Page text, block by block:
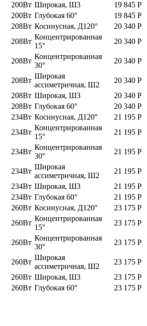
200Вт Широкая, Ш3 19 845 Р
200Вт Глубокая 60° 19 845 Р
208Вт Косинусная, Д120° 20 340 Р
208Вт
Концентрированная
15°
20 340 Р
208Вт
Концентрированная
30°
20 340 Р
208Вт
Широкая
ассиметричная, Ш2
20 340 Р
208Вт Широкая, Ш3 20 340 Р
208Вт Глубокая 60° 20 340 Р
234Вт Косинусная, Д120° 21 195 Р
234Вт
Концентрированная
15°
21 195 Р
234Вт
Концентрированная
30°
21 195 Р
234Вт
Широкая
ассиметричная, Ш2
21 195 Р
234Вт Широкая, Ш3 21 195 Р
234Вт Глубокая 60° 21 195 Р
260Вт Косинусная, Д120° 23 175 Р
260Вт
Концентрированная
15°
23 175 Р
260Вт
Концентрированная
30°
23 175 Р
260Вт
Широкая
ассиметричная, Ш2
23 175 Р
260Вт Широкая, Ш3 23 175 Р
260Вт Глубокая 60° 23 175 Р